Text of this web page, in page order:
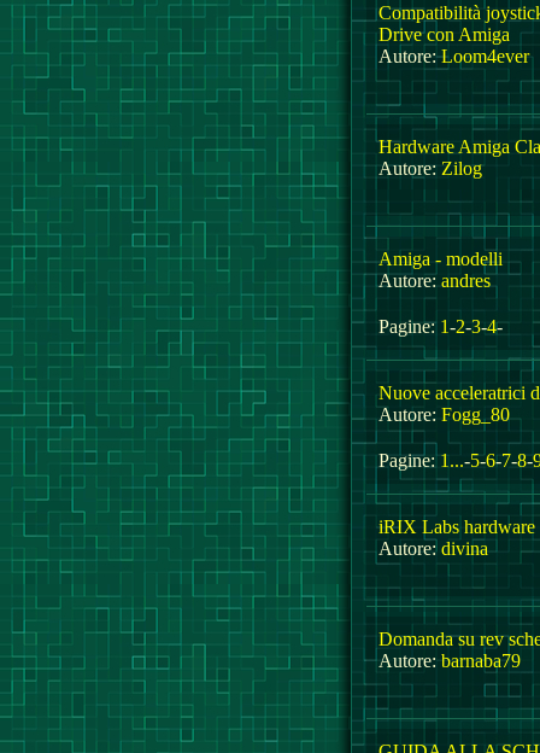
Compatibilità
Drive con Amiga
Autore:Loom4ever
Hardware Amiga
Autore: Zilog
Amiga - modelli
Autore:andres
Pagine: 1-2-3-4-
Nuove acceleratrici
Autore: Fogg_80
Pagine:1...-5-6-7-8-
iRIX Labs hardware
Autore:divina
Domanda su rev
Autore: barnaba79